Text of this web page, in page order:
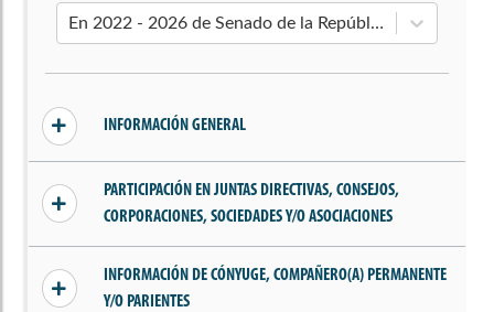
En 2022 - 2026 de Senado de la República
INFORMACIÓN GENERAL
Sin conflictos declarados
PARTICIPACIÓN EN JUNTAS DIRECTIVAS, CONSEJOS,
CORPORACIONES, SOCIEDADES Y/O ASOCIACIONES
Sin información añadida
INFORMACIÓN DE CÓNYUGE, COMPAÑERO(A) PERMANENTE
Y/O PARIENTES